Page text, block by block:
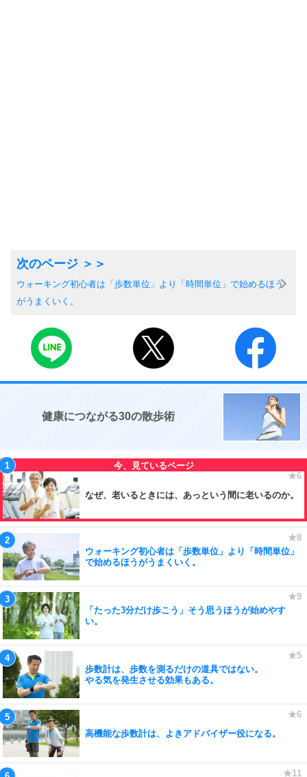
ウォーキング初心者は「歩数単位」より「時間単位」で始めるほう
がうまくいく。
健康につながる30の散歩術
なぜ、老いるときには、あっという間に老いるのか。
ウォーキング初心者は「歩数単位」より「時間単位」
で始めるほうがうまくいく。
「たった3分だけ歩こう」そう思うほうが始めやす
い。
歩数計は、歩数を測るだけの道具ではない。
やる気を発生させる効果もある。
高機能な歩数計は、よきアドバイザー役になる。